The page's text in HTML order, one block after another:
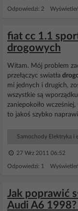
Odpowiedzi: 2
fiat cc 1.1
drogowych
Witam. Mój problem
przełączyc swiatła
mi jednych i drugich,
wszystkie są
zaniepokoiło
to jakoś szybko
Samochody Elektryka i
27 Wrz 2011 06:52
Odpowiedzi: 1
Jak poprawić
Audi A6